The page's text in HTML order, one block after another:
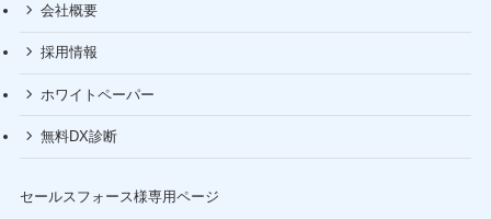
会社概要
採用情報
ホワイトペーパー
無料DX診断
セールスフォース様専用ページ